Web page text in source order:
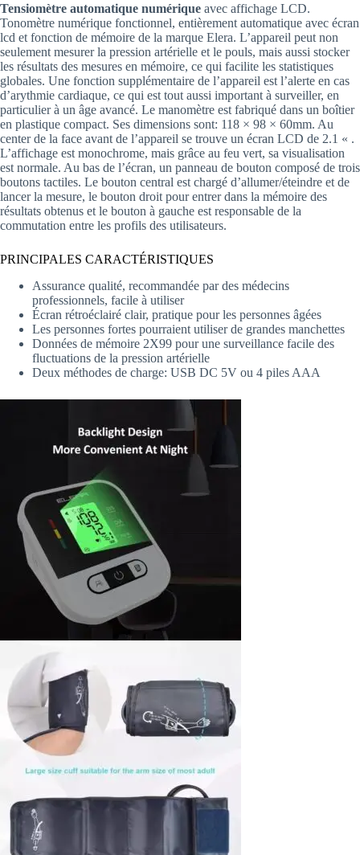
Tensiomètre automatique numérique avec affichage LCD.
Tonomètre numérique fonctionnel, entièrement automatique avec écran
lcd et fonction de mémoire de la marque Elera. L’appareil peut non
seulement mesurer la pression artérielle et le pouls, mais aussi stocker
les résultats des mesures en mémoire, ce qui facilite les statistiques
globales. Une fonction supplémentaire de l’appareil est l’alerte en cas
d’arythmie cardiaque, ce qui est tout aussi important à surveiller, en
particulier à un âge avancé. Le manomètre est fabriqué dans un boîtier
en plastique compact. Ses dimensions sont: 118 × 98 × 60mm. Au
center de la face avant de l’appareil se trouve un écran LCD de 2.1 « .
L’affichage est monochrome, mais grâce au feu vert, sa visualisation
est normale. Au bas de l’écran, un panneau de bouton composé de trois
boutons tactiles. Le bouton central est chargé d’allumer/éteindre et de
lancer la mesure, le bouton droit pour entrer dans la mémoire des
résultats obtenus et le bouton à gauche est responsable de la
commutation entre les profils des utilisateurs.
PRINCIPALES CARACTÉRISTIQUES
Assurance qualité, recommandée par des médecins
professionnels, facile à utiliser
Écran rétroéclairé clair, pratique pour les personnes âgées
Les personnes fortes pourraient utiliser de grandes manchettes
Données de mémoire 2X99 pour une surveillance facile des
fluctuations de la pression artérielle
Deux méthodes de charge: USB DC 5V ou 4 piles AAA